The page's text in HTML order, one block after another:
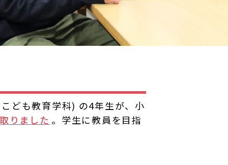
ども教育学科) の4年生が、小
りました 。学生に教員を目指